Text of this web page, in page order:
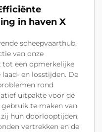
in haven X
scheepvaarthub,
van onze
een opmerkelijke
en losstijden. De
rond
uitpakte voor de
te maken van
hun doorlooptijden,
vertrekken en de